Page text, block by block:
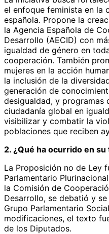
el enfoque feminista en la
española. Propone la
la Agencia Española de
Desarrollo (AECID) con
igualdad de género en
cooperación. También
mujeres en la acción
la inclusión de la
generación de
desigualdad, y programas
ciudadanía global en
visibilizar y combatir la
poblaciones que reciben
2. ¿Qué ha ocurrido en
La Proposición no de Ley
Parlamentario
la Comisión de
Desarrollo, se debatió y
Grupo Parlamentario
modificaciones, el texto
de los Diputados.